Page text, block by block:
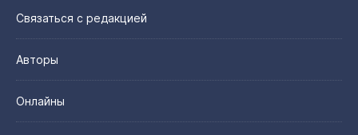
Связаться с редакцией
Авторы
Онлайны